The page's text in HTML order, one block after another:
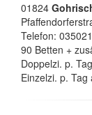
01824
Telefon:
90 Betten +
Doppelzi. p.
Einzelzi. p. Tag